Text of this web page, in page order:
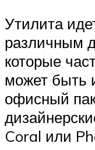
Утилита
различным
которые
может быть
офисный
Coral или